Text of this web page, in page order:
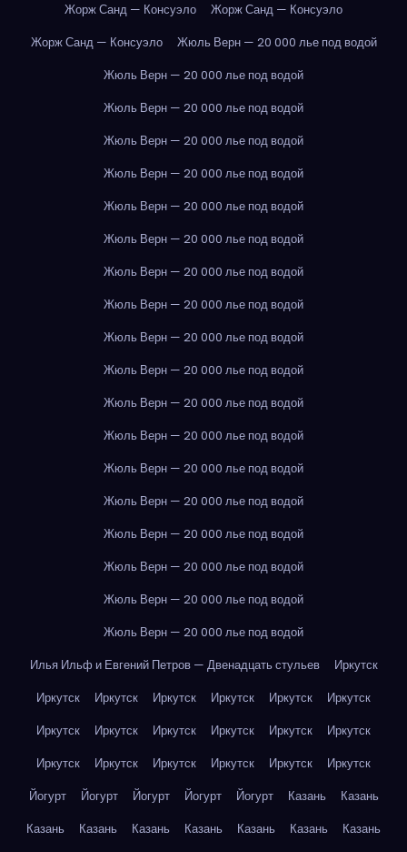
Жорж Санд — Консуэло
Жорж Санд — Консуэло
Жорж Санд — Консуэло
Жюль Верн — 20 000 лье под водой
Жюль Верн — 20 000 лье под водой
Жюль Верн — 20 000 лье под водой
Жюль Верн — 20 000 лье под водой
Жюль Верн — 20 000 лье под водой
Жюль Верн — 20 000 лье под водой
Жюль Верн — 20 000 лье под водой
Жюль Верн — 20 000 лье под водой
Жюль Верн — 20 000 лье под водой
Жюль Верн — 20 000 лье под водой
Жюль Верн — 20 000 лье под водой
Жюль Верн — 20 000 лье под водой
Жюль Верн — 20 000 лье под водой
Жюль Верн — 20 000 лье под водой
Жюль Верн — 20 000 лье под водой
Жюль Верн — 20 000 лье под водой
Жюль Верн — 20 000 лье под водой
Жюль Верн — 20 000 лье под водой
Жюль Верн — 20 000 лье под водой
Илья Ильф и Евгений Петров — Двенадцать стульев
Иркутск
Иркутск
Иркутск Иркутск Иркутск Иркутск
Иркутск
Иркутск
Иркутск Иркутск Иркутск Иркутск
Иркутск
Иркутск
Иркутск Иркутск Иркутск Иркутск
Иркутск
Йогурт
Йогурт Йогурт Йогурт Йогурт Казань
Казань
Казань
Казань Казань Казань Казань Казань
Казань